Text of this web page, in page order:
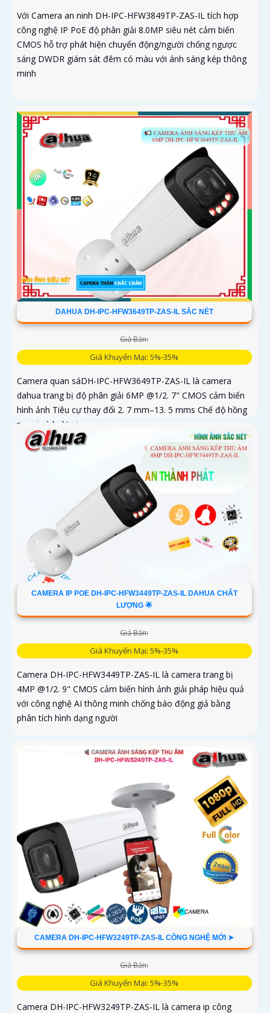
Với Camera an ninh DH-IPC-HFW3849TP-ZAS-IL tích hợp
công nghệ IP PoE độ phân giải 8.0MP siêu nét cảm biến
CMOS hỗ trợ phát hiện chuyển động/người chống ngược
sáng DWDR giám sát đêm có màu với ánh sáng kép thông
minh
DAHUA DH-IPC-HFW3649TP-ZAS-IL SẮC NÉT
Giá Bán:
Giá Khuyến Mại: 5%-35%
Camera quan sáDH-IPC-HFW3649TP-ZAS-IL là camera
dahua trang bị độ phân giải 6MP @1/2. 7" CMOS cảm biến
hình ảnh Tiêu cự thay đổi 2. 7 mm–13. 5 mms Chế độ hồng
ngoại và led trợ...
CAMERA IP POE DH-IPC-HFW3449TP-ZAS-IL DAHUA CHẤT
LƯỢNG 🌟
Giá Bán:
Giá Khuyến Mại: 5%-35%
Camera DH-IPC-HFW3449TP-ZAS-IL là camera trang bị
4MP @1/2. 9" CMOS cảm biến hình ảnh giải pháp hiệu quả
với công nghệ AI thông minh chống báo động giả bằng
phân tích hình dạng người
CAMERA DH-IPC-HFW3249TP-ZAS-IL CÔNG NGHỆ MỚI ➤
Giá Bán:
Giá Khuyến Mại: 5%-35%
Camera DH-IPC-HFW3249TP-ZAS-IL là camera ip công